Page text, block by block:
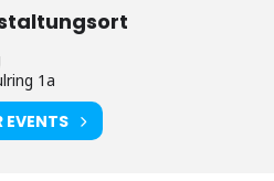
1a
EVENTS